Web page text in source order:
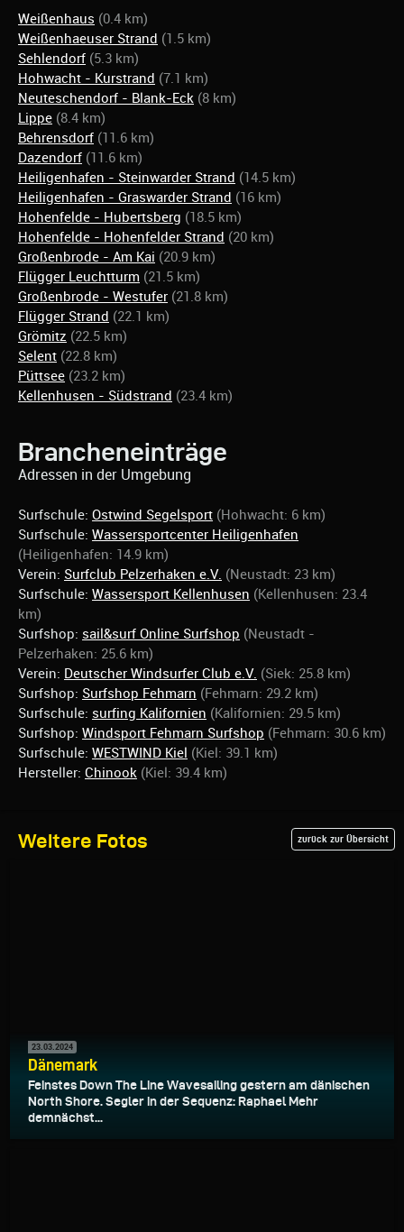
Weißenhaus (0.4 km)
Weißenhaeuser Strand (1.5 km)
Sehlendorf (5.3 km)
Hohwacht - Kurstrand (7.1 km)
Neuteschendorf - Blank-Eck (8 km)
Lippe (8.4 km)
Behrensdorf (11.6 km)
Dazendorf (11.6 km)
Heiligenhafen - Steinwarder Strand (14.5 km)
Heiligenhafen - Graswarder Strand (16 km)
Hohenfelde - Hubertsberg (18.5 km)
Hohenfelde - Hohenfelder Strand (20 km)
Großenbrode - Am Kai (20.9 km)
Flügger Leuchtturm (21.5 km)
Großenbrode - Westufer (21.8 km)
Flügger Strand (22.1 km)
Grömitz (22.5 km)
Selent (22.8 km)
Püttsee (23.2 km)
Kellenhusen - Südstrand (23.4 km)
Brancheneinträge
Adressen in der Umgebung
Surfschule: Ostwind Segelsport (Hohwacht: 6 km)
Surfschule: Wassersportcenter Heiligenhafen
(Heiligenhafen: 14.9 km)
Verein: Surfclub Pelzerhaken e.V. (Neustadt: 23 km)
Surfschule: Wassersport Kellenhusen (Kellenhusen: 23.4
km)
Surfshop: sail&surf Online Surfshop (Neustadt -
Pelzerhaken: 25.6 km)
Verein: Deutscher Windsurfer Club e.V. (Siek: 25.8 km)
Surfshop: Surfshop Fehmarn (Fehmarn: 29.2 km)
Surfschule: surfing Kalifornien (Kalifornien: 29.5 km)
Surfshop: Windsport Fehmarn Surfshop (Fehmarn: 30.6 km)
Surfschule: WESTWIND Kiel (Kiel: 39.1 km)
Hersteller: Chinook (Kiel: 39.4 km)
Weitere Fotos zurück zur Übersicht
23.03.2024
Dänemark
Feinstes Down The Line Wavesailing gestern am dänischen
North Shore. Segler in der Sequenz: Raphael Mehr
demnächst...